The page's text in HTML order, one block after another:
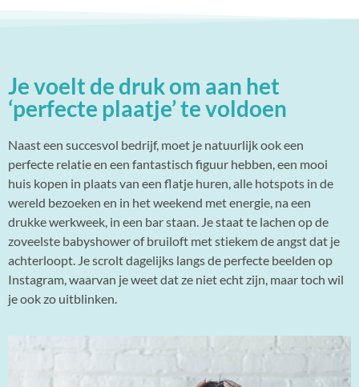
Je voelt de druk om aan het
‘perfecte plaatje’ te voldoen
Naast een succesvol bedrijf, moet je natuurlijk ook een
perfecte relatie en een fantastisch figuur hebben, een mooi
huis kopen in plaats van een flatje huren, alle hotspots in de
wereld bezoeken en in het weekend met energie, na een
drukke werkweek, in een bar staan. Je staat te lachen op de
zoveelste babyshower of bruiloft met stiekem de angst dat je
achterloopt. Je scrolt dagelijks langs de perfecte beelden op
Instagram, waarvan je weet dat ze niet echt zijn, maar toch wil
je ook zo uitblinken.